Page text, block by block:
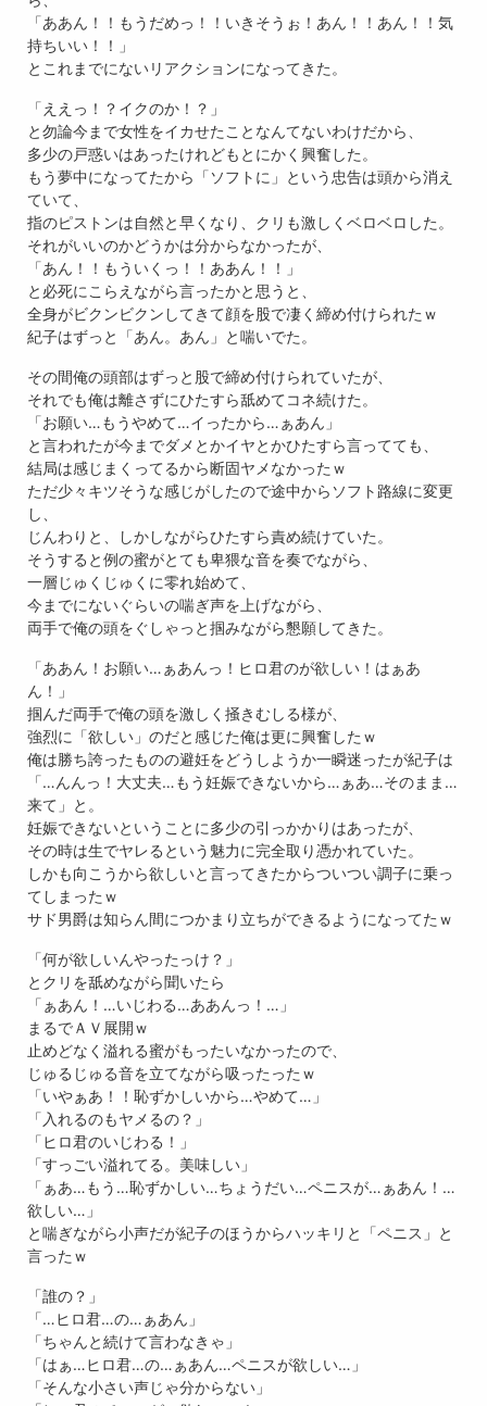
「ああん！！もうだめっ！！いきそうぉ！あん！！あん！！気
持ちいい！！」
とこれまでにないリアクションになってきた。
「ええっ！？イクのか！？」
と勿論今まで女性をイカせたことなんてないわけだから、
多少の戸惑いはあったけれどもとにかく興奮した。
もう夢中になってたから「ソフトに」という忠告は頭から消え
ていて、
指のピストンは自然と早くなり、クリも激しくベロベロした。
それがいいのかどうかは分からなかったが、
「あん！！もういくっ！！ああん！！」
と必死にこらえながら言ったかと思うと、
全身がビクンビクンしてきて顔を股で凄く締め付けられたｗ
紀子はずっと「あん。あん」と喘いでた。
その間俺の頭部はずっと股で締め付けられていたが、
それでも俺は離さずにひたすら舐めてコネ続けた。
「お願い…もうやめて…イったから…ぁあん」
と言われたが今までダメとかイヤとかひたすら言ってても、
結局は感じまくってるから断固ヤメなかったｗ
ただ少々キツそうな感じがしたので途中からソフト路線に変更
し、
じんわりと、しかしながらひたすら責め続けていた。
そうすると例の蜜がとても卑猥な音を奏でながら、
一層じゅくじゅくに零れ始めて、
今までにないぐらいの喘ぎ声を上げながら、
両手で俺の頭をぐしゃっと掴みながら懇願してきた。
「ああん！お願い…ぁあんっ！ヒロ君のが欲しい！はぁあ
ん！」
掴んだ両手で俺の頭を激しく掻きむしる様が、
強烈に「欲しい」のだと感じた俺は更に興奮したｗ
俺は勝ち誇ったものの避妊をどうしようか一瞬迷ったが紀子は
「…んんっ！大丈夫…もう妊娠できないから…ぁあ…そのまま…
来て」と。
妊娠できないということに多少の引っかかりはあったが、
その時は生でヤレるという魅力に完全取り憑かれていた。
しかも向こうから欲しいと言ってきたからついつい調子に乗っ
てしまったｗ
サド男爵は知らん間につかまり立ちができるようになってたｗ
「何が欲しいんやったっけ？」
とクリを舐めながら聞いたら
「ぁあん！…いじわる…ああんっ！…」
まるでＡＶ展開ｗ
止めどなく溢れる蜜がもったいなかったので、
じゅるじゅる音を立てながら吸ったったｗ
「いやぁあ！！恥ずかしいから…やめて…」
「入れるのもヤメるの？」
「ヒロ君のいじわる！」
「すっごい溢れてる。美味しい」
「ぁあ…もう…恥ずかしい…ちょうだい…ペニスが…ぁあん！…
欲しい…」
と喘ぎながら小声だが紀子のほうからハッキリと「ペニス」と
言ったｗ
「誰の？」
「…ヒロ君…の…ぁあん」
「ちゃんと続けて言わなきゃ」
「はぁ…ヒロ君…の…ぁあん…ペニスが欲しい…」
「そんな小さい声じゃ分からない」